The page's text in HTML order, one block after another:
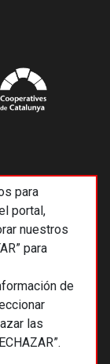
para
portal,
nuestros
para
de
las